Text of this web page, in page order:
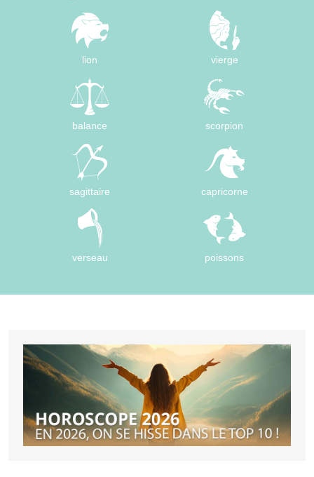
lion vierge
balance scorpion
sagittaire capricorne
verseau poissons